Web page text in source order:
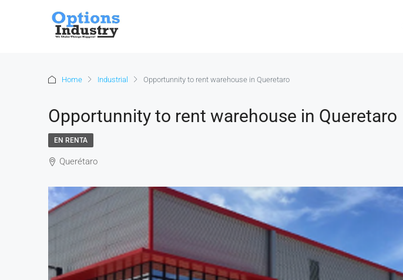
Home Industrial Opportunnity to rent warehouse in Queretaro
Opportunnity to rent warehouse in Queretaro
EN RENTA
Querétaro